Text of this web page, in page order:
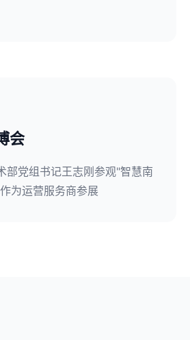
会
部党组书记王志刚参观"智慧南
为运营服务商参展